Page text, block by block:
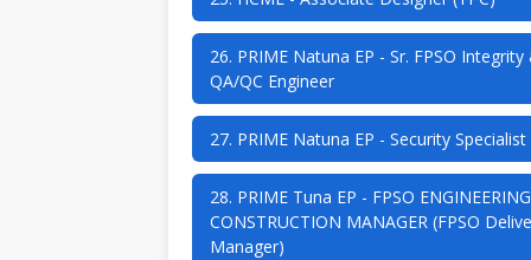
26. PRIME Natuna EP - Sr. FPSO Integrity
QA/QC Engineer
27. PRIME Natuna EP - Security Specialist
28. PRIME Tuna EP - FPSO
CONSTRUCTION MANAGER (FPSO
Manager)